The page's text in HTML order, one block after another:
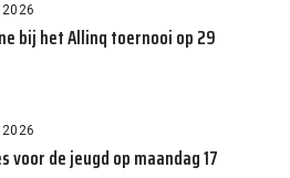
2026
bij het Allinq toernooi op 29
2026
de jeugd op maandag 17